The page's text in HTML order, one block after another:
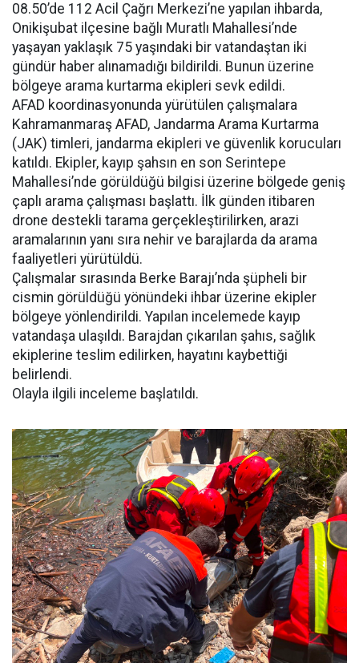
08.50’de 112 Acil Çağrı Merkezi’ne yapılan ihbarda,
Onikişubat ilçesine bağlı Muratlı Mahallesi’nde
yaşayan yaklaşık 75 yaşındaki bir vatandaştan iki
gündür haber alınamadığı bildirildi. Bunun üzerine
bölgeye arama kurtarma ekipleri sevk edildi.
AFAD koordinasyonunda yürütülen çalışmalara
Kahramanmaraş AFAD, Jandarma Arama Kurtarma
(JAK) timleri, jandarma ekipleri ve güvenlik korucuları
katıldı. Ekipler, kayıp şahsın en son Serintepe
Mahallesi’nde görüldüğü bilgisi üzerine bölgede geniş
çaplı arama çalışması başlattı. İlk günden itibaren
drone destekli tarama gerçekleştirilirken, arazi
aramalarının yanı sıra nehir ve barajlarda da arama
faaliyetleri yürütüldü.
Çalışmalar sırasında Berke Barajı’nda şüpheli bir
cismin görüldüğü yönündeki ihbar üzerine ekipler
bölgeye yönlendirildi. Yapılan incelemede kayıp
vatandaşa ulaşıldı. Barajdan çıkarılan şahıs, sağlık
ekiplerine teslim edilirken, hayatını kaybettiği
belirlendi.
Olayla ilgili inceleme başlatıldı.